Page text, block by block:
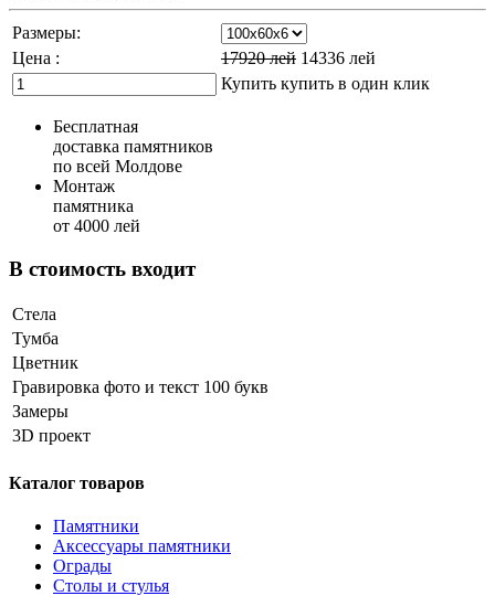
Размеры:
Цена :
17920лей 14336 лей
Купить купить в один клик
Бесплатная
доставка памятников
по всей Молдове
Монтаж
памятника
от 4000 лей
В стоимость входит
Стела
Тумба
Цветник
Гравировка фото и текст 100 букв
Замеры
3D проект
Каталог товаров
Памятники
Аксессуары памятники
Ограды
Столы и стулья